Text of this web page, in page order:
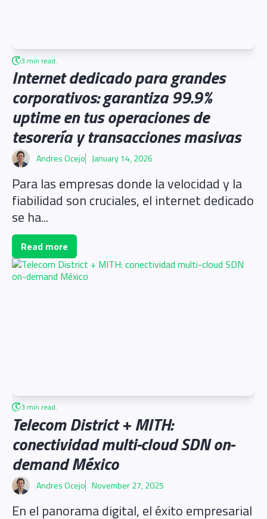
3 min read.
Internet dedicado para grandes
corporativos: garantiza 99.9%
uptime en tus operaciones de
tesorería y transacciones masivas
Andres Ocejo January 14, 2026
Para las empresas donde la velocidad y la
fiabilidad son cruciales, el internet dedicado
se ha...
Read more
3 min read.
Telecom District + MITH:
conectividad multi-cloud SDN on-
demand México
Andres Ocejo November 27, 2025
En el panorama digital, el éxito empresarial